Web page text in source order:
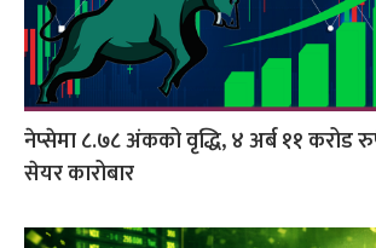
नेप्सेमा ८.७८ अंकको वृद्धि, ४ अर्ब ११ करोड
सेयर कारोबार